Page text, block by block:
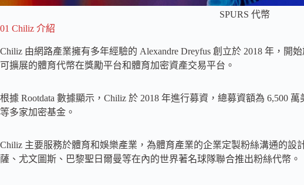
SPURS 代幣
01 Chiliz 介紹
Chiliz 由網路產業擁有多年經驗的 Alexandre Dreyfus 創立於 2018 年，開
可擴展的體育代幣在獎勵平台和體育加密資產交易平台。
根據 Rootdata 數據顯示，Chiliz 於 2018 年進行募資，總募資額為 6,500
等多家加密基金。
Chiliz 主要服務於體育和娛樂產業，為體育產業的企業定製粉絲溝通的設
薩、尤文圖斯、巴黎聖日爾曼等在內的世界著名球隊聯合推出粉絲代幣。